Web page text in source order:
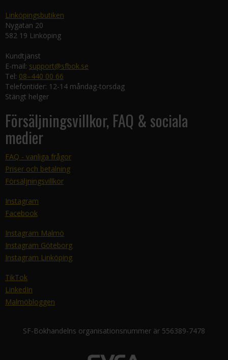
Linköpingsbutiken
Nygatan 20
582 19 Linköping
Kundtjänst
E-mail: support@sfbok.se
Tel: 08–440 00 66
Telefontider: 12-14 måndag-torsdag
Stängt helger
Försäljningsvillkor, FAQ & sociala
medier
FAQ - vanliga frågor
Priser och betalning
Försäljningsvillkor
Instagram
Facebook
Instagram Malmö
Instagram Göteborg
Instagram Linköping
TikTok
LinkedIn
Malmöbloggen
SF-Bokhandelns organisationsnummer är 556389-7478